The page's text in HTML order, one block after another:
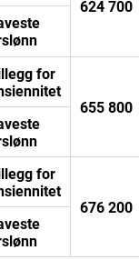
624 700
for
655 800
for
676 200